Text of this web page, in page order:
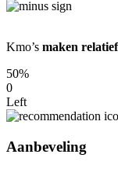
Kmo’s maken
50%
0
Left
Aanbeveling